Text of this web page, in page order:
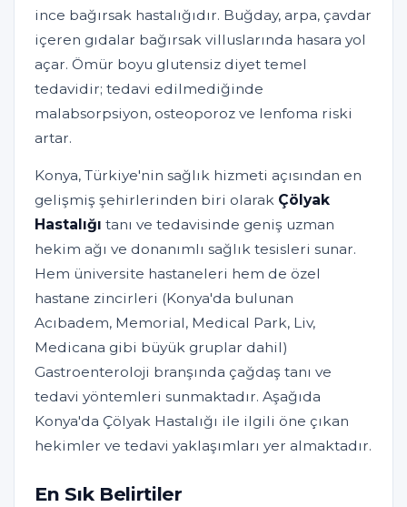
ince bağırsak hastalığıdır. Buğday, arpa, çavdar
içeren gıdalar bağırsak villuslarında hasara yol
açar. Ömür boyu glutensiz diyet temel
tedavidir; tedavi edilmediğinde
malabsorpsiyon, osteoporoz ve lenfoma riski
artar.
Konya, Türkiye'nin sağlık hizmeti açısından en
gelişmiş şehirlerinden biri olarak Çölyak
Hastalığı tanı ve tedavisinde geniş uzman
hekim ağı ve donanımlı sağlık tesisleri sunar.
Hem üniversite hastaneleri hem de özel
hastane zincirleri (Konya'da bulunan
Acıbadem, Memorial, Medical Park, Liv,
Medicana gibi büyük gruplar dahil)
Gastroenteroloji branşında çağdaş tanı ve
tedavi yöntemleri sunmaktadır. Aşağıda
Konya'da Çölyak Hastalığı ile ilgili öne çıkan
hekimler ve tedavi yaklaşımları yer almaktadır.
En Sık Belirtiler